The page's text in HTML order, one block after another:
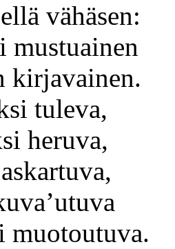
vähäsen:
mustuainen
kirjavainen.
tuleva,
heruva,
muotoutuva.